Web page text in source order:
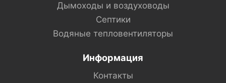
Дымоходы и воздуховоды
Септики
Водяные тепловентиляторы
Информация
Контакты